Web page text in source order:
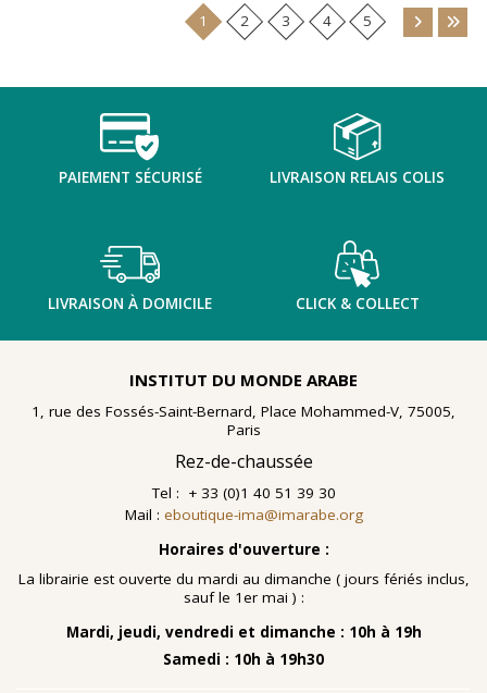
1 2 3 4 5
PAIEMENT SÉCURISÉ LIVRAISON RELAIS COLIS
LIVRAISON À DOMICILE CLICK & COLLECT
INSTITUT DU MONDE ARABE
1, rue des Fossés-Saint-Bernard, Place Mohammed-V, 75005,
Paris
Rez-de-chaussée
Tel : + 33 (0)1 40 51 39 30
Mail : eboutique-ima@imarabe.org
Horaires d'ouverture :
La librairie est ouverte du mardi au dimanche ( jours fériés inclus,
sauf le 1er mai ) :
Mardi, jeudi, vendredi et dimanche : 10h à 19h
Samedi : 10h à 19h30